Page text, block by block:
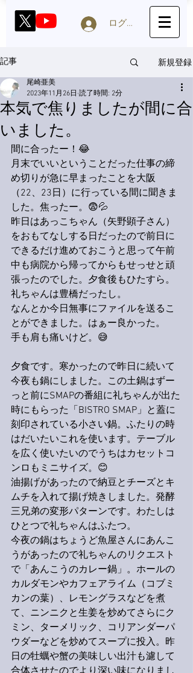
ログイン
記事 新規登録
本気で焦りましたが間に合
いました。
尾崎亜美
2023年11月26日 読了時間: 2分
間に合ったー！😂
月末でいいということだった仕事の締
め切りが急に早まったことを大阪
（22、23日）に行っている間に聞きま
した。焦ったー。😨💦
昨日はあっこちゃん（矢野顕子さん）
をおもてなしする日だったので前日に
できるだけ進めておこうと思って午前
中も病院から帰ってからもせっせと頑
張ったのでした。夕食後もひたすら。
礼ちゃんは豊橋だったし。
なんとか今日無事にファイルを送るこ
とができました。はぁー良かった。
手も肩も痛いけど。😅
夕食です。寒かったので昨日に続いて
今夜も鍋にしました。この土鍋はずー
っと前にSMAPの番組に礼ちゃんが出た
時にもらった「BISTRO SMAP」と蓋に
刻印されている小さい鍋。ふたりの時
はだいたいこれを使います。テーブル
を広く使いたいのでうちはカセットコ
ンロもミニサイズ。😊
油揚げがあったので納豆とチーズとキ
ムチを入れて揚げ焼きしました。発酵
三兄弟の変形パターンです。わたしは
ひとつで礼ちゃんはふたつ。
今夜の鍋はちょうど魚屋さんにあんこ
うがあったので礼ちゃんのリクエスト
で「あんこうのカレー鍋」。ホールの
カルダモンやカフェアライム（コブミ
カンの葉）、レモングラスなどを煮
て、ニンニクと生姜を炒めてさらにク
ミン、ターメリック、コリアンダーパ
ウダーなどを炒めてスープに投入。昨
日の牡蠣や蟹の美味しい出汁も濾して